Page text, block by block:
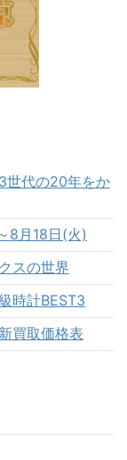
世代の20年をか
8月18日(火)
スの世界
時計BEST3
買取価格表